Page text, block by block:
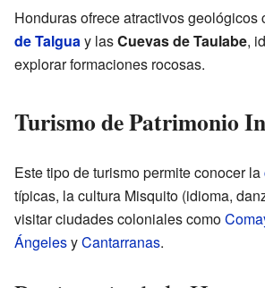
Honduras ofrece atractivos geológicos
de Talguay lasCuevas de Taulabe,
explorar formaciones rocosas.
Turismo de Patrimonio
Este tipo de turismo permite conocer la
típicas, la cultura Misquito (idioma,
visitar ciudades coloniales como
ÁngelesyCantarranas.